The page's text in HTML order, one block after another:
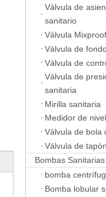
Válvula de
sanitario
Válvula
Válvula de
Válvula de
Válvula de
sanitaria
Mirilla sanitaria
Medidor de
Válvula de bola
Válvula de
Bombas Sanitarias
bomba
Bomba lobular